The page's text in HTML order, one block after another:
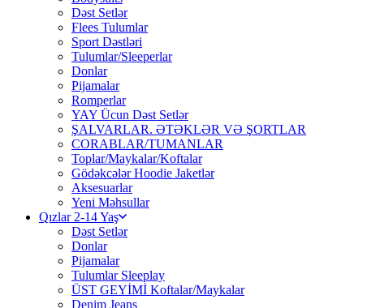
Dəst Setlər
Flees Tulumlar
Sport Dəstləri
Tulumlar/Sleeperlar
Donlar
Pijamalar
Romperlar
YAY Ücun Dəst Setlər
ŞALVARLAR. ƏTƏKLƏR VƏ ŞORTLAR
CORABLAR/TUMANLAR
Toplar/Maykalar/Koftalar
Gödəkcələr Hoodie Jaketlər
Aksesuarlar
Yeni Məhsullar
Qızlar 2-14 Yaş
Dəst Setlər
Donlar
Pijamalar
Tulumlar Sleeplay
ÜST GEYİMİ Koftalar/Maykalar
Denim Jeans